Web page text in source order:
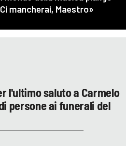
l'ultimo saluto a Carmelo
persone ai funerali del